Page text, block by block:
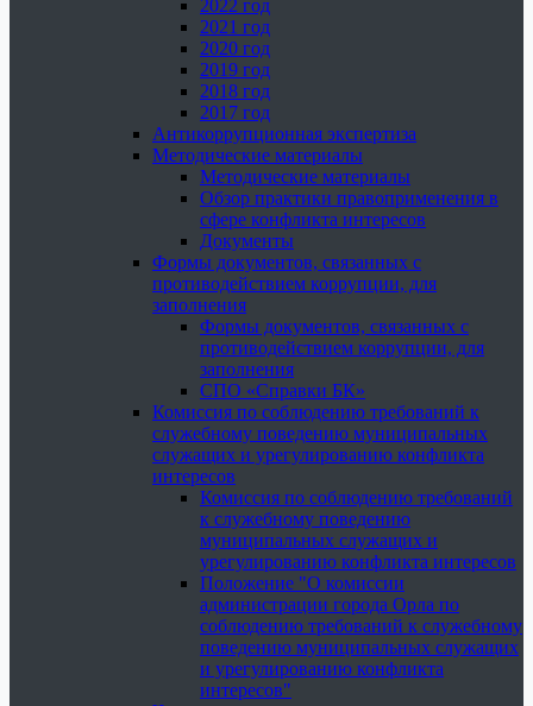
2022 год
2021 год
2020 год
2019 год
2018 год
2017 год
Антикоррупционная экспертиза
Методические материалы
Методические материалы
Обзор практики правоприменения в
сфере конфликта интересов
Документы
Формы документов, связанных с
противодействием коррупции, для
заполнения
Формы документов, связанных с
противодействием коррупции, для
заполнения
СПО «Справки БК»
Комиссия по соблюдению требований к
служебному поведению муниципальных
служащих и урегулированию конфликта
интересов
Комиссия по соблюдению требований
к служебному поведению
муниципальных служащих и
урегулированию конфликта интересов
Положение "О комиссии
администрации города Орла по
соблюдению требований к служебному
поведению муниципальных служащих
и урегулированию конфликта
интересов"